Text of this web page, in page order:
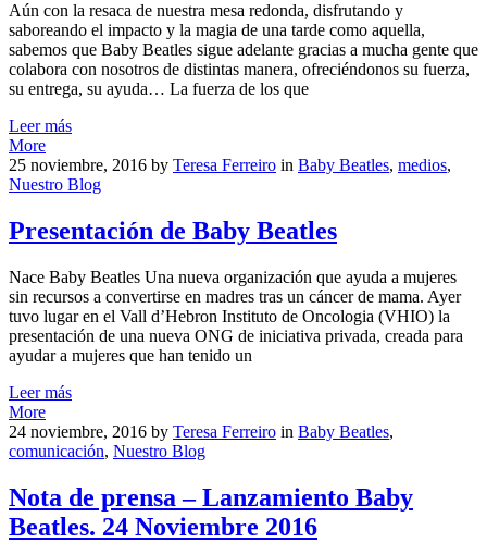
Aún con la resaca de nuestra mesa redonda, disfrutando y
saboreando el impacto y la magia de una tarde como aquella,
sabemos que Baby Beatles sigue adelante gracias a mucha gente que
colabora con nosotros de distintas manera, ofreciéndonos su fuerza,
su entrega, su ayuda… La fuerza de los que
Leer más
More
25 noviembre, 2016 by Teresa Ferreiro in Baby Beatles, medios,
Nuestro Blog
Presentación de Baby Beatles
Nace Baby Beatles Una nueva organización que ayuda a mujeres
sin recursos a convertirse en madres tras un cáncer de mama. Ayer
tuvo lugar en el Vall d’Hebron Instituto de Oncologia (VHIO) la
presentación de una nueva ONG de iniciativa privada, creada para
ayudar a mujeres que han tenido un
Leer más
More
24 noviembre, 2016 by Teresa Ferreiro in Baby Beatles,
comunicación, Nuestro Blog
Nota de prensa – Lanzamiento Baby
Beatles. 24 Noviembre 2016